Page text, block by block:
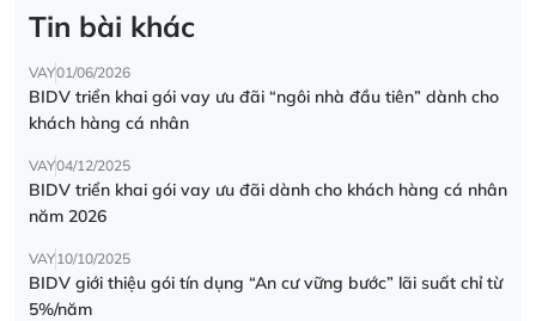
Tin bài khác
VAY01/06/2026
BIDV triển khai gói vay ưu đãi “ngôi nhà đầu tiên” dành cho
khách hàng cá nhân
VAY04/12/2025
BIDV triển khai gói vay ưu đãi dành cho khách hàng cá nhân
năm 2026
VAY10/10/2025
BIDV giới thiệu gói tín dụng “An cư vững bước” lãi suất chỉ từ
5%/năm